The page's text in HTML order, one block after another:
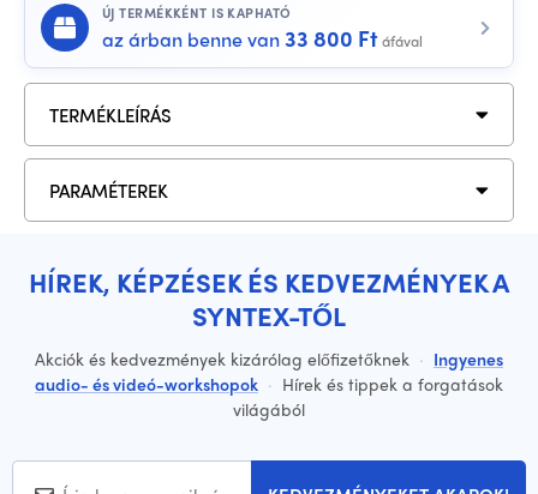
ÚJ TERMÉKKÉNT IS KAPHATÓ
az árban benne van33 800 Ft áfával
TERMÉKLEÍRÁS
PARAMÉTEREK
HÍREK, KÉPZÉSEK ÉS KEDVEZMÉNYEK A
SYNTEX-TŐL
Akciók és kedvezmények kizárólag előfizetőknek · Ingyenes
audio- és videó-workshopok · Hírek és tippek a forgatások
világából